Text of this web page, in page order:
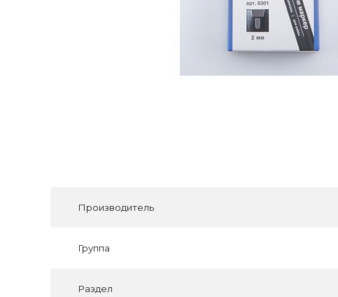
Производитель
Группа
Раздел